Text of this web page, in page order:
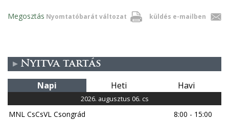
Nyomtatóbarát változat küldés e-mailben
Megosztás
Nyitva tartás
Napi Heti Havi
2026. augusztus 06. cs
MNL CsCsVL Csongrád
8:00 - 15:00